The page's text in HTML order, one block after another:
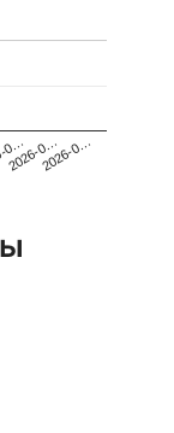
0…
2026-0…2026-0…